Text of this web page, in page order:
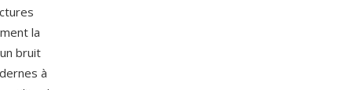
la
bruit
à